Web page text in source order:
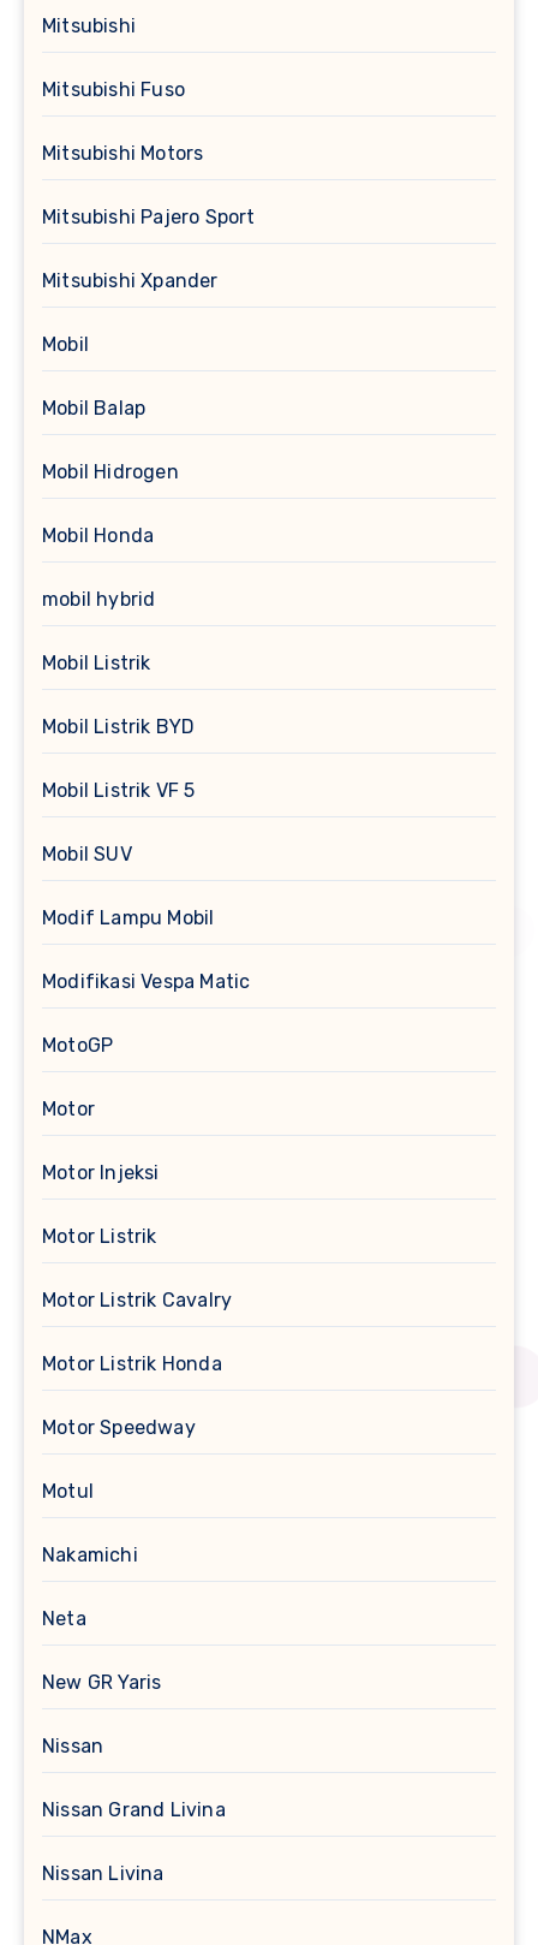
Mitsubishi
Mitsubishi Fuso
Mitsubishi Motors
Mitsubishi Pajero Sport
Mitsubishi Xpander
Mobil
Mobil Balap
Mobil Hidrogen
Mobil Honda
mobil hybrid
Mobil Listrik
Mobil Listrik BYD
Mobil Listrik VF 5
Mobil SUV
Modif Lampu Mobil
Modifikasi Vespa Matic
MotoGP
Motor
Motor Injeksi
Motor Listrik
Motor Listrik Cavalry
Motor Listrik Honda
Motor Speedway
Motul
Nakamichi
Neta
New GR Yaris
Nissan
Nissan Grand Livina
Nissan Livina
NMax